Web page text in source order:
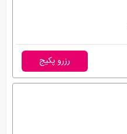
رزرو پکیج